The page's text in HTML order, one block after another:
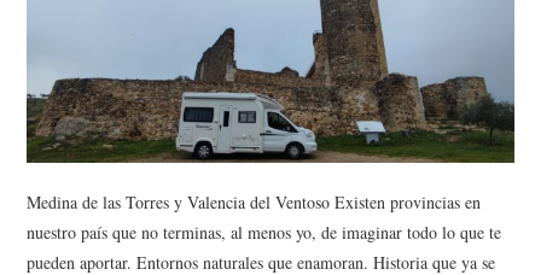
CONTACTO
Medina de las Torres y Valencia del Ventoso Existen provincias en
nuestro país que no terminas, al menos yo, de imaginar todo lo que te
pueden aportar. Entornos naturales que enamoran. Historia que ya se